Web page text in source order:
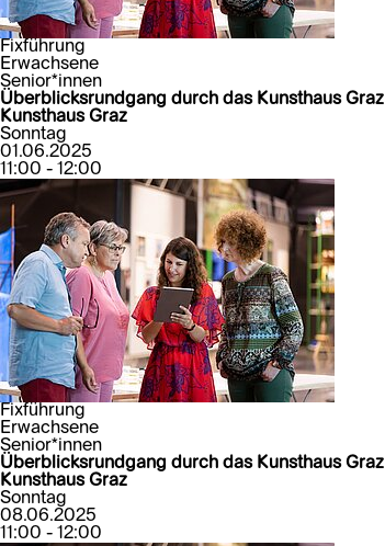
Fixführung
Erwachsene
Senior*innen
Überblicksrundgang durch das Kunsthaus Graz
Kunsthaus Graz
Sonntag
01.06.2025
11:00 - 12:00
Fixführung
Erwachsene
Senior*innen
Überblicksrundgang durch das Kunsthaus Graz
Kunsthaus Graz
Sonntag
08.06.2025
11:00 - 12:00